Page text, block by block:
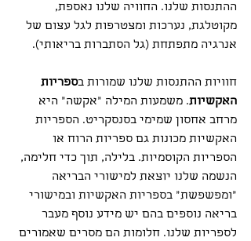
ההתנסות שלנו. החוויה שלנו נאספת,
מקוטלגת, נערכות ומצטרפות לגל עצום של
אנרגיה מתפתחת (גל הסתברות בריאותי).
חוויות ההתנסות שלנו שמורות בספריות
האקשיות. משמעות המילה "אקשה" היא
מרחב אחסון שמימי בסנסקריט. הספריות
האקשיות מכונות גם ספריות הרוח או
הספריות הקוסמיות. בלילה, תוך כדי חלימה,
הנשמה שלנו יוצאת למישורי הבריאה
"ומפשפשת" בספריות האקשיות ובמישורי
בריאה נוספים בהם יש מידע נוסף מעבר
לספריות שלנו. חלומות הם מסרים שאמורים